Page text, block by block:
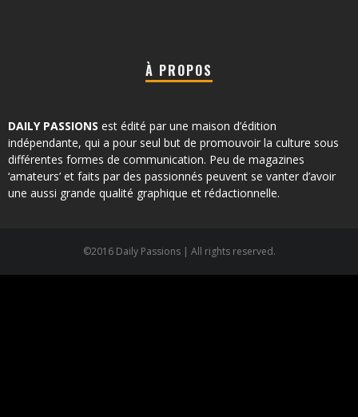
À PROPOS
DAILY PASSIONS est édité par une maison d’édition
indépendante, qui a pour seul but de promouvoir la culture sous
différentes formes de communication. Peu de magazines
‘amateurs’ et faits par des passionnés peuvent se vanter d’avoir
une aussi grande qualité graphique et rédactionnelle.
©2016 Daily Passions | All rights reserved.